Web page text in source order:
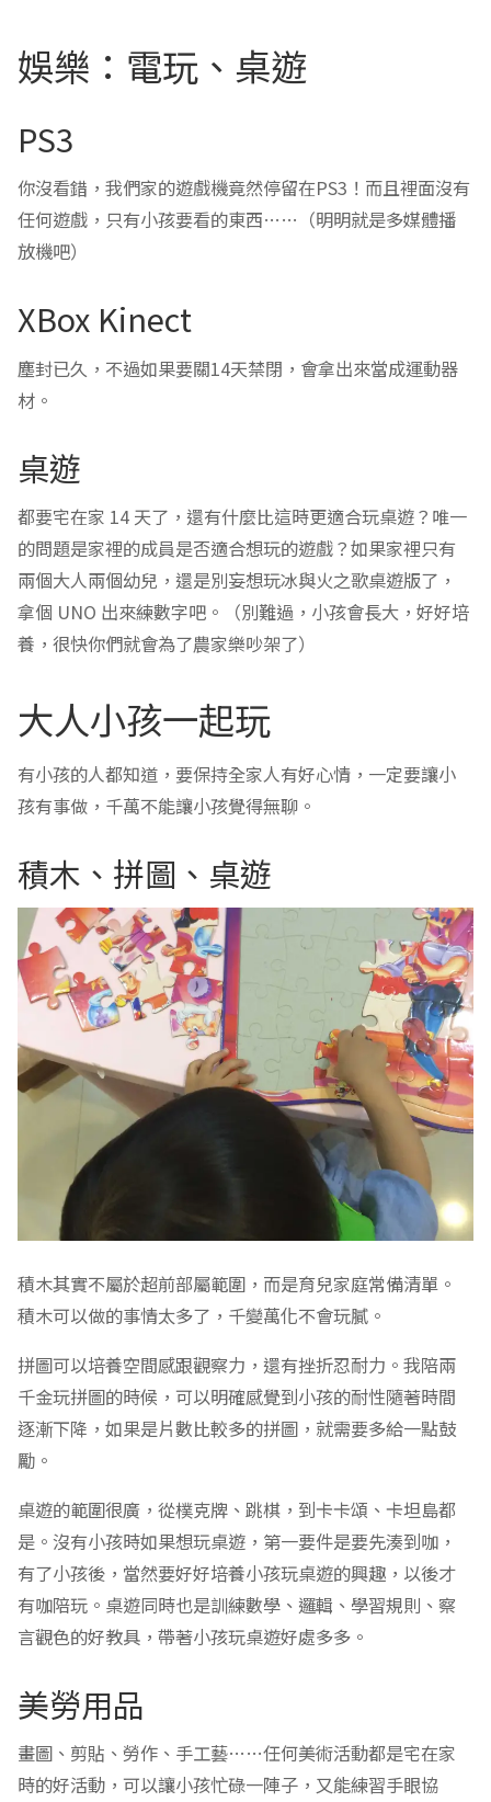
娛樂：電玩、桌遊
PS3
你沒看錯，我們家的遊戲機竟然停留在PS3！而且裡面沒有
任何遊戲，只有小孩要看的東西……（明明就是多媒體播
放機吧）
XBox Kinect
塵封已久，不過如果要關14天禁閉，會拿出來當成運動器
材。
桌遊
都要宅在家 14 天了，還有什麼比這時更適合玩桌遊？唯一
的問題是家裡的成員是否適合想玩的遊戲？如果家裡只有
兩個大人兩個幼兒，還是別妄想玩冰與火之歌桌遊版了，
拿個 UNO 出來練數字吧。（別難過，小孩會長大，好好培
養，很快你們就會為了農家樂吵架了）
大人小孩一起玩
有小孩的人都知道，要保持全家人有好心情，一定要讓小
孩有事做，千萬不能讓小孩覺得無聊。
積木、拼圖、桌遊
積木其實不屬於超前部屬範圍，而是育兒家庭常備清單。
積木可以做的事情太多了，千變萬化不會玩膩。
拼圖可以培養空間感跟觀察力，還有挫折忍耐力。我陪兩
千金玩拼圖的時候，可以明確感覺到小孩的耐性隨著時間
逐漸下降，如果是片數比較多的拼圖，就需要多給一點鼓
勵。
桌遊的範圍很廣，從樸克牌、跳棋，到卡卡頌、卡坦島都
是。沒有小孩時如果想玩桌遊，第一要件是要先湊到咖，
有了小孩後，當然要好好培養小孩玩桌遊的興趣，以後才
有咖陪玩。桌遊同時也是訓練數學、邏輯、學習規則、察
言觀色的好教具，帶著小孩玩桌遊好處多多。
美勞用品
畫圖、剪貼、勞作、手工藝……任何美術活動都是宅在家
時的好活動，可以讓小孩忙碌一陣子，又能練習手眼協